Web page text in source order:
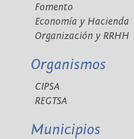
Fomento
Economía y Hacienda
Organización y RRHH
Organismos
CIPSA
REGTSA
Municipios